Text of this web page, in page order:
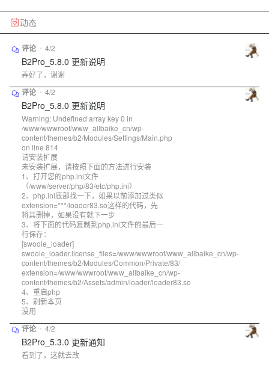
动态
评论 • 4/2
B2Pro_5.8.0 更新说明
弄好了，谢谢
评论 • 4/2
B2Pro_5.8.0 更新说明
Warning: Undefined array key 0 in
/www/wwwroot/www_allbaike_cn/wp-
content/themes/b2/Modules/Settings/Main.php
on line 814
请安装扩展
未安装扩展，请按照下面的方法进行安装
1、打开您的php.ini文件
（/www/server/php/83/etc/php.ini）
2、php.ini底部找一下，如果以前添加过类似
extension=***/loader83.so这样的代码，先
将其删掉，如果没有就下一步
3、将下面的代码复制到php.ini文件的最后一
行保存：
[swoole_loader]
swoole_loader.license_files=/www/wwwroot/www_allbaike_cn/wp-
content/themes/b2/Modules/Common/Private/83/
extension=/www/wwwroot/www_allbaike_cn/wp-
content/themes/b2/Assets/admin/loader/loader83.so
4、重启php
5、刷新本页
没用
评论 • 4/2
B2Pro_5.3.0 更新通知
看到了，这就去改